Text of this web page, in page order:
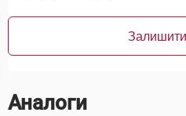
Залишити
Аналоги